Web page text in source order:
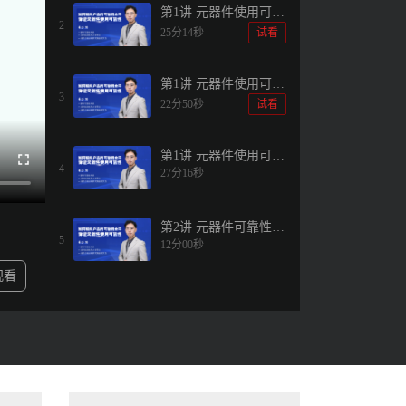
看
2
第1讲 元器件使用可靠
性的全过程控制和管
25分14秒 试看
3
第1讲 元器件使用可靠
性的全过程控制和管
22分50秒 试看
4
第1讲 元器件使用可靠
性的全过程控制和管
27分16秒
5
第2讲 元器件可靠性预
计与评估案例分析
12分00秒